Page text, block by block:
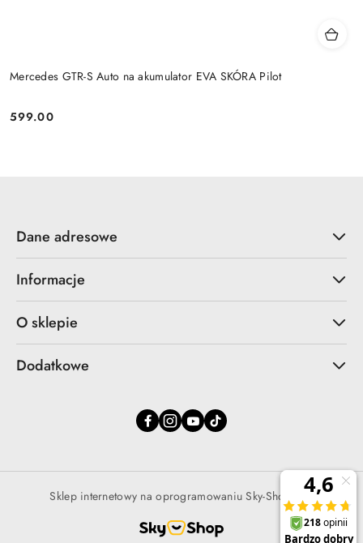
Mercedes GTR-S Auto na akumulator EVA SKÓRA Pilot
Cena:
599.00
Dane adresowe
Informacje
O sklepie
Dodatkowe
Sklep internetowy na oprogramowaniu Sky-Shop.pl